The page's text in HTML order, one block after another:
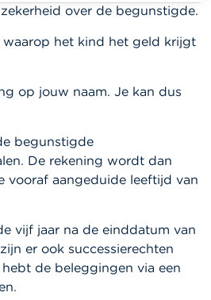
over de begunstigde.
het kind het geld krijgt
op jouw naam. Je kan dus
begunstigde
De rekening wordt dan
vooraf aangeduide leeftijd van
vijf jaar na de einddatum van
er ook successierechten
de beleggingen via een